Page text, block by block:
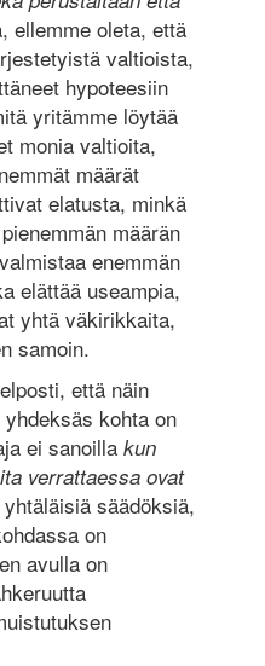
ellemme oleta, että
valtioista,
hypoteesiin
yritämme löytää
monia valtioita,
määrät
elatusta, minkä
määrän
enemmän
elättää useampia,
yhtä väkirikkaita,
samoin.
että näin
kohta on
ei sanoilla kun
verrattaessa ovat
säädöksiä,
on
avulla on